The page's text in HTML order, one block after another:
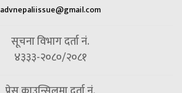
advnepaliissue@gmail.com
सूचना विभाग दर्ता नं.
४३३३-२०८०/२०८१